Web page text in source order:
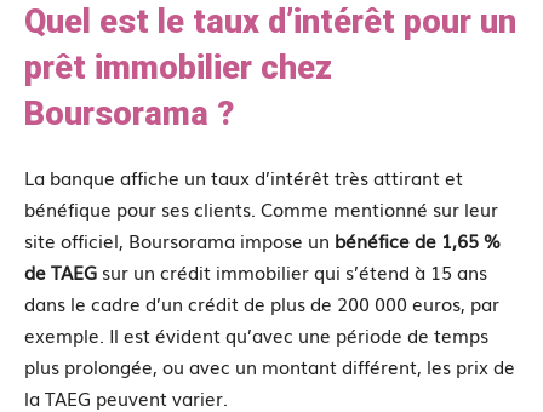
Quel est le taux d’intérêt pour un
prêt immobilier chez
Boursorama ?
La banque affiche un taux d’intérêt très attirant et
bénéfique pour ses clients. Comme mentionné sur leur
site officiel, Boursorama impose un bénéfice de 1,65 %
de TAEG sur un crédit immobilier qui s’étend à 15 ans
dans le cadre d’un crédit de plus de 200 000 euros, par
exemple. Il est évident qu’avec une période de temps
plus prolongée, ou avec un montant différent, les prix de
la TAEG peuvent varier.